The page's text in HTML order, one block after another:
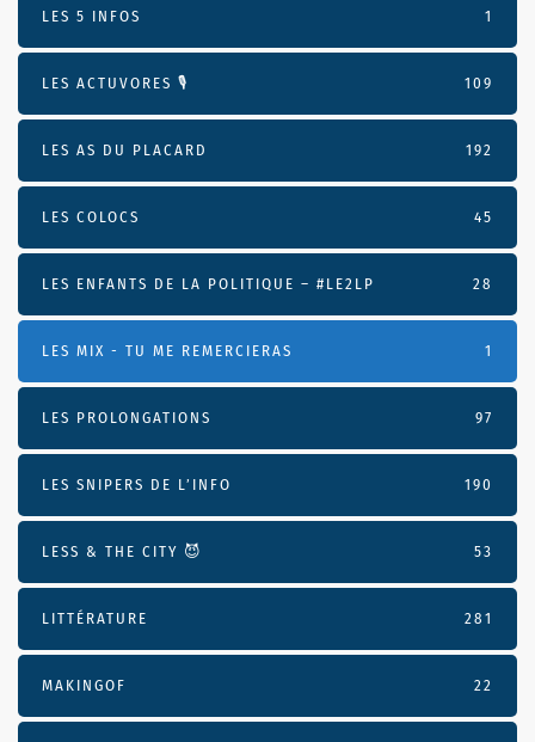
LES 5 INFOS 1
LES ACTUVORES 🎙 109
LES AS DU PLACARD 192
LES COLOCS 45
LES ENFANTS DE LA POLITIQUE – #LE2LP 28
LES MIX - TU ME REMERCIERAS 1
LES PROLONGATIONS 97
LES SNIPERS DE L’INFO 190
LESS & THE CITY 😈 53
LITTÉRATURE 281
MAKINGOF 22